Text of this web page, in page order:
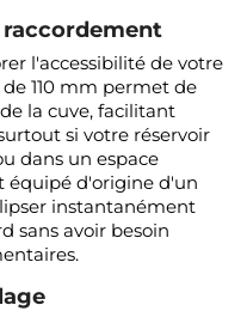
l'accessibilité de votre
110 mm permet de
la cuve, facilitant
si votre réservoir
dans un espace
équipé d'origine d'un
instantanément
sans avoir besoin